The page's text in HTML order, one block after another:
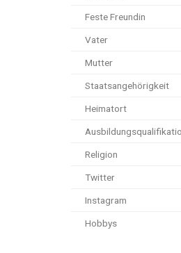
Feste Freundin
Vater
Mutter
Staatsangehörigkeit
Heimatort
Religion
Twitter
Instagram
Hobbys